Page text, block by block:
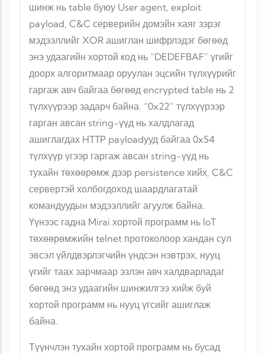
шинж нь table буюу User agent, exploit
payload, C&C серверийн домэйн хаяг зэрэг
мэдээллийг XOR ашиглан шифрлэдэг бөгөөд
энэ удаагийн хортой код нь “DEDEFBAF” үгийг
доорх алгоритмаар оруулан эцсийн түлхүүрийг
гаргаж авч байгаа бөгөөд encrypted table нь 2
түлхүүрээр задарч байна. “0x22” түлхүүрээр
гарган авсан string-үүд нь халдлагад
ашиглагдах HTTP payloadууд байгаа 0x54
түлхүүр үгээр гаргаж авсан string-үүд нь
тухайн төхөөрөмж дээр persistence хийх, C&C
сервертэй холбогдоход шаардлагатай
командуудын мэдээллийг агуулж байна.
Үүнээс гадна Mirai хортой программ нь IoT
төхөөрөмжийн telnet протоколоор хандан сул
эвсэл үйлдвэрлэгчийн үндсэн нэвтрэх, нууц
үгийг таах зарчмаар эзлэн авч халдварладаг
бөгөөд энэ удаагийн шинжилгээ хийж буй
хортой программ нь нууц үгсийг ашиглаж
байна.
Түүнчлэн тухайн хортой программ нь бусад